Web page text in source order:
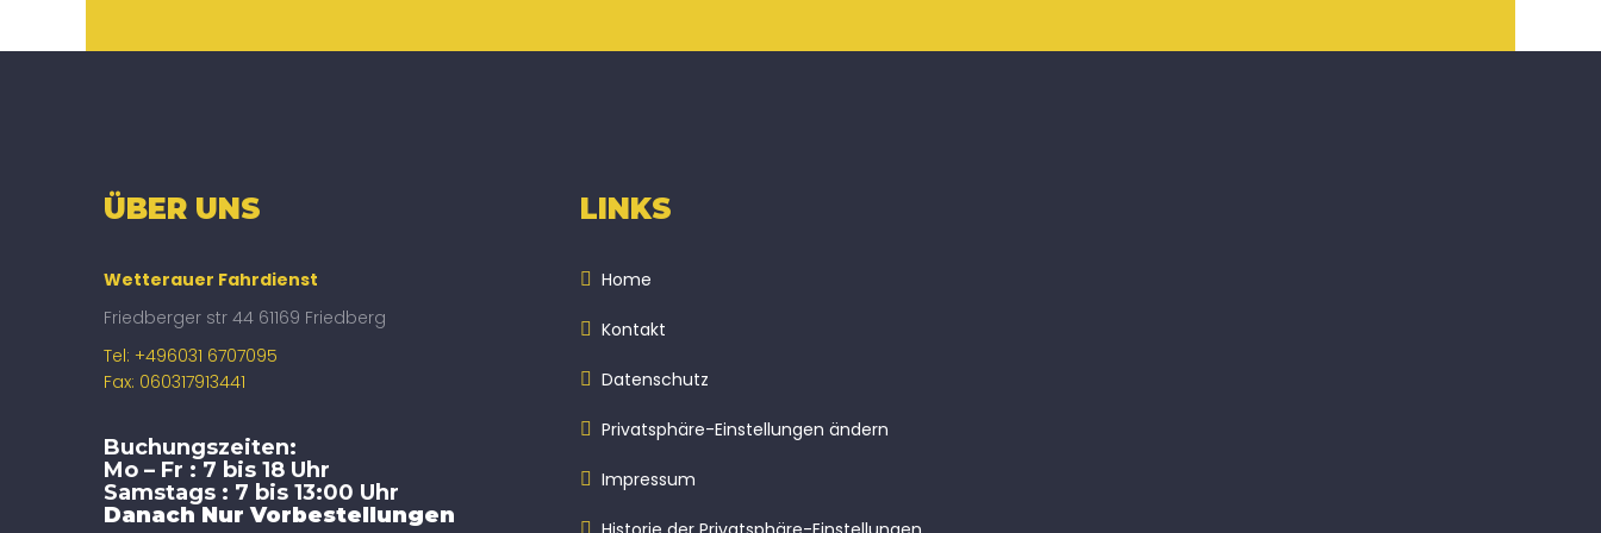
ÜBER UNS
Wetterauer Fahrdienst
Friedberger str 44 61169 Friedberg
Tel: +496031 6707095
Fax: 060317913441
Buchungszeiten:
Mo – Fr : 7 bis 18 Uhr
Samstags : 7 bis 13:00 Uhr
Danach Nur Vorbestellungen
LINKS
Home
Kontakt
Datenschutz
Privatsphäre-Einstellungen ändern
Impressum